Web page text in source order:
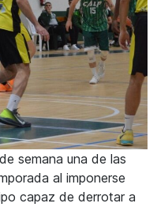
semana una de las
al imponerse
capaz de derrotar a